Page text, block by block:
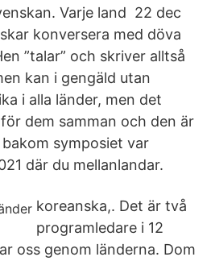
Varje land 22 dec
konversera med döva
”talar” och skriver alltså
kan i gengäld utan
i alla länder, men det
dem samman och den är
symposiet var
där du mellanlandar.
koreanska,. Det är två
programledare i 12
oss genom länderna. Dom